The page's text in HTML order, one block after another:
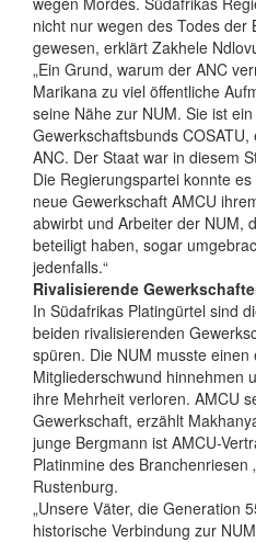
nicht nur wegen des Todes der
gewesen, erklärt Zakhele
„Ein Grund, warum der ANC
Marikana zu viel öffentliche
seine Nähe zur NUM. Sie ist
Gewerkschaftsbunds
ANC. Der Staat war in diesem
Die Regierungspartei konnte
neue Gewerkschaft AMCU
abwirbt und Arbeiter der NUM,
beteiligt haben, sogar
jedenfalls.“
Rivalisierende
In Südafrikas Platingürtel sind
beiden rivalisierenden
spüren. Die NUM musste einen
Mitgliederschwund hinnehmen
ihre Mehrheit verloren. AMCU
Gewerkschaft, erzählt
junge Bergmann ist AMCU-
Platinmine des Branchenriesen
Rustenburg.
„Unsere Väter, die Generation
historische Verbindung zur